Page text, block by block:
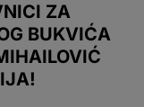
ZA
BUKVIĆA